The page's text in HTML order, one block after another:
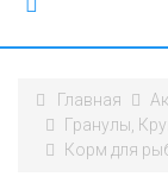
Главная
Гранулы,
Корм для